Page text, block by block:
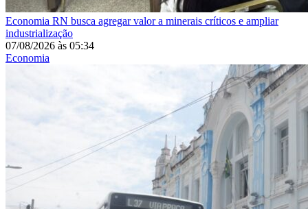
Economia RN busca agregar valor a minerais críticos e ampliar
industrialização
07/08/2026 às 05:34
Economia